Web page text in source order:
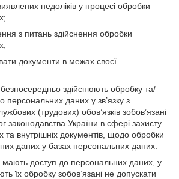
недоліків у процесі обробки
з питань здійснення обробки
документи в межах своєї
здійснюють обробку та/
даних у зв’язку з
(трудових) обов’язків зобов’язані
законодавства України в сфері захисту
та внутрішніх документів, щодо обробки
даних у базах персональних даних.
доступ до персональних даних, у
їх обробку зобов’язані не допускати